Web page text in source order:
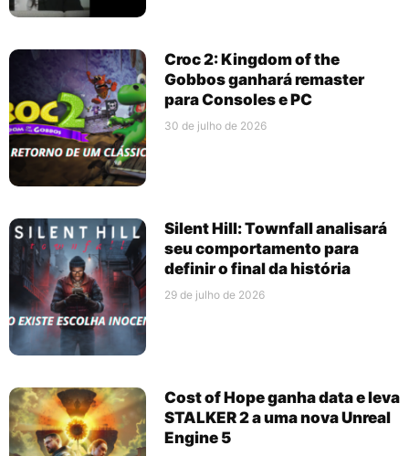
Croc 2: Kingdom of the
Gobbos ganhará remaster
para Consoles e PC
30 de julho de 2026
Silent Hill: Townfall analisará
seu comportamento para
definir o final da história
29 de julho de 2026
Cost of Hope ganha data e leva
STALKER 2 a uma nova Unreal
Engine 5